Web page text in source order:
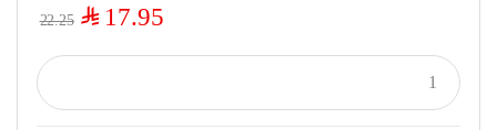
17.95
$
22.25